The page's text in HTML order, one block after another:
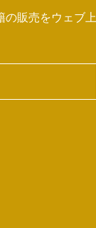
の販売をウェブ